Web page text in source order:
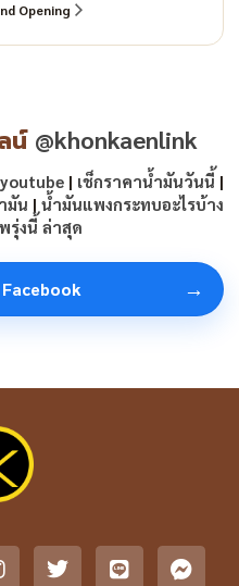
Opening
น์ @khonkaenlink
| เช็กราคาน้ำมันวันนี้ |
มัน | น้ำมันแพงกระทบอะไรบ้าง
รุ่งนี้ ล่าสุด
→